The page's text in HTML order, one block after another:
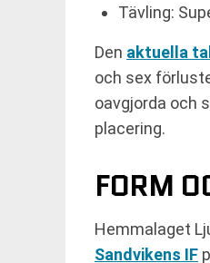
Tävling:
Den aktuella
och sex
oavgjorda och
placering.
FORM
Hemmalaget
Sandvikens IF